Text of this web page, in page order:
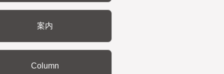
案内
Column